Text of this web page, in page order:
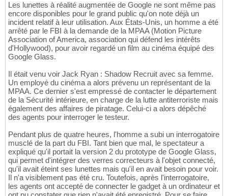
Les lunettes à réalité augmentée de Google ne sont même pas
encore disponibles pour le grand public qu'on note déjà un
incident relatif à leur utilisation. Aux États-Unis, un homme a été
arrêté par le FBI à la demande de la MPAA (Motion Picture
Association of America, association qui défend les intérêts
d'Hollywood), pour avoir regardé un film au cinéma équipé des
Google Glass.
Il était venu voir Jack Ryan : Shadow Recruit avec sa femme.
Un employé du cinéma a alors prévenu un représentant de la
MPAA. Ce dernier s'est empressé de contacter le département
de la Sécurité intérieure, en charge de la lutte antiterroriste mais
également des affaires de piratage. Celui-ci a alors dépêché
des agents pour interroger le testeur.
Pendant plus de quatre heures, l'homme a subi un interrogatoire
musclé de la part du FBI. Tant bien que mal, le spectateur a
expliqué qu'il portait la version 2 du prototype de Google Glass,
qui permet d'intégrer des verres correcteurs à l'objet connecté,
qu'il avait éteint ses lunettes mais qu'il en avait besoin pour voir.
Il n'a visiblement pas été cru. Toutefois, après l'interrogatoire,
les agents ont accepté de connecter le gadget à un ordinateur et